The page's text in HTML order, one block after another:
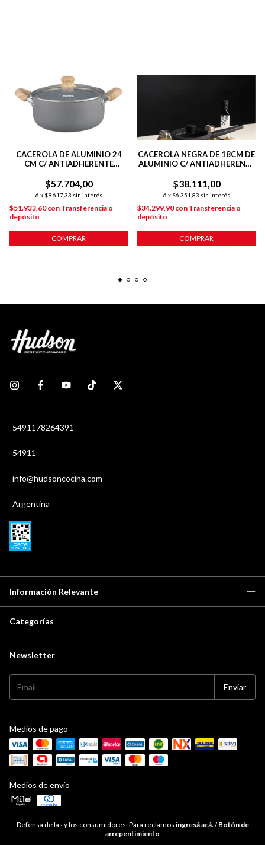
CACEROLA DE ALUMINIO 24
CM C/ ANTIADHERENTE
$57.704,00
6 x $9.617,33 sin interés
$51.933,60con Transferencia o
depósito
COMPRAR
CACEROLA NEGRA DE 18CM DE
ALUMINIO C/ ANTIADHERENTE
$38.111,00
6 x $6.351,83 sin interés
$34.299,90con Transferencia o
depósito
COMPRAR
5491178264391
54911
info@hudsoncocina.com
Argentina
Información Relevante
Categorías
Newsletter
Medios de pago
Medios de envío
Defensa de las y los consumidores. Para reclamos ingresá acá./ Botón de
arrepentimiento